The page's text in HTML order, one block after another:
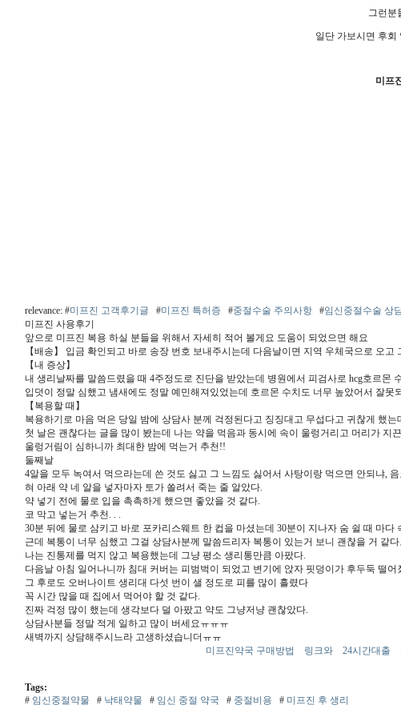
그런분
일단 가보시면 후
미프
relevance: #미프진 고객후기글 #미프진 특허증 #중절수술 주의사항#임신중절수술 상
미프진 사용후기
앞으로 미프진 복용 하실 분들을 위해서 자세히 적어 볼게요 도움이 되었으면 해요
【배송】 입금 확인되고 바로 송장 번호 보내주시는데 다음날이면 지역 우체국으로 오
【내 증상】
내 생리날짜를 말씀드렸을 때 4주정도로 진단을 받았는데 병원에서 피검사로 hcg호르몬
입덧이 정말 심했고 냄새에도 정말 예민해져있었는데 호르몬 수치도 너무 높았어서 잘못
【복용할 때】
복용하기로 마음 먹은 당일 밤에 상담사 분께 걱정된다고 징징대고 무섭다고 귀찮게 했
첫 날은 괜찮다는 글을 많이 봤는데 나는 약을 먹음과 동시에 속이 울렁거리고 머리가
울렁거림이 심하니까 최대한 밤에 먹는거 추천!!
둘째날
4알을 모두 녹여서 먹으라는데 쓴 것도 싫고 그 느낌도 싫어서 사탕이랑 먹으면 안되냐,
혀 아래 약 네 알을 넣자마자 토가 쏠려서 죽는 줄 알았다.
약 넣기 전에 물로 입을 촉촉하게 했으면 좋았을 것 같다.
코 막고 넣는거 추천. . .
30분 뒤에 물로 삼키고 바로 포카리스웨트 한 컵을 마셨는데 30분이 지나자 숨 쉴 때 마다
근데 복통이 너무 심했고 그걸 상담사분께 말씀드리자 복통이 있는거 보니 괜찮을 거 같
나는 진통제를 먹지 않고 복용했는데 그냥 평소 생리통만큼 아팠다.
다음날 아침 일어나니까 침대 커버는 피범벅이 되었고 변기에 앉자 핏덩이가 후두둑 떨어
그 후로도 오버나이트 생리대 다섯 번이 샐 정도로 피를 많이 흘렸다
꼭 시간 많을 때 집에서 먹어야 할 것 같다.
진짜 걱정 많이 했는데 생각보다 덜 아팠고 약도 그냥저냥 괜찮았다.
상담사분들 정말 적게 일하고 많이 버세요ㅠㅠㅠ
새벽까지 상담해주시느라 고생하셨습니더ㅠㅠ
미프진약국 구매방법
링크와 24시간대출
Tags:
#임신중절약물 #낙태약물 #임신 중절 약국 #중절비용 #미프진 후 생리